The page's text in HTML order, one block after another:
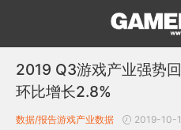
2019 Q3游戏产业强势
环比增长2.8%
数据/报告游戏产业数据 2019-10-